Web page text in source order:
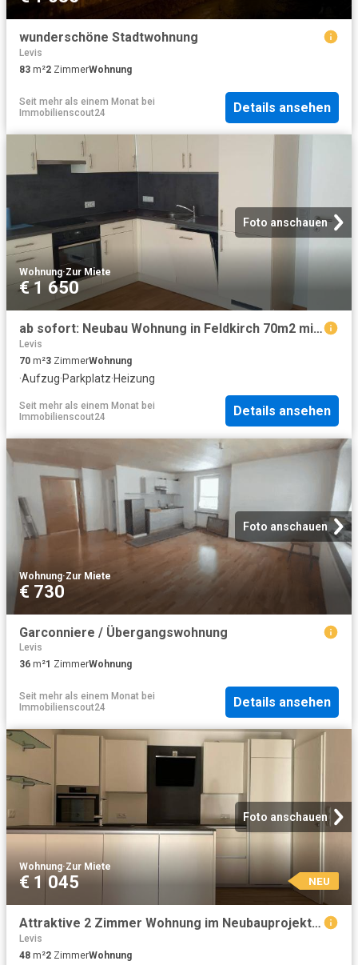
wunderschöne Stadtwohnung
Levis
83 m²2 ZimmerWohnung
Seit mehr als einem Monat bei
Immobilienscout24
Details ansehen
Foto anschauen
Wohnung·Zur Miete
€ 1 650
ab sofort: Neubau Wohnung in Feldkirch 70m2 mit Tiefgarage
Levis
70 m²3 ZimmerWohnung
·Aufzug·Parkplatz·Heizung
Seit mehr als einem Monat bei
Immobilienscout24
Details ansehen
Foto anschauen
Wohnung·Zur Miete
€ 730
Garconniere / Übergangswohnung
Levis
36 m²1 ZimmerWohnung
Seit mehr als einem Monat bei
Immobilienscout24
Details ansehen
Foto anschauen
Wohnung·Zur Miete
€ 1 045 NEU
Attraktive 2 Zimmer Wohnung im Neubauprojekt Feldkirch Tosters
Levis
48 m²2 ZimmerWohnung